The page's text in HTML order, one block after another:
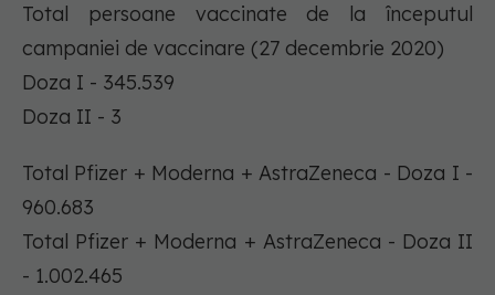
Total persoane vaccinate de la începutul
campaniei de vaccinare (27 decembrie 2020)
Doza I - 345.539
Doza II - 3
Total Pfizer + Moderna + AstraZeneca - Doza I -
960.683
Total Pfizer + Moderna + AstraZeneca - Doza II
- 1.002.465